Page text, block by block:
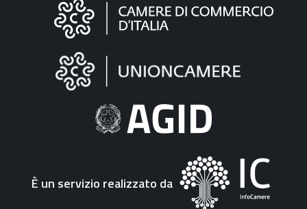
"Fattura
Elettronica"
È un servizio realizzato da